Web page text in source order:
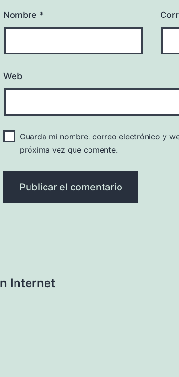
Nombre *
Web
Guarda mi nombre, correo electrónico y
próxima vez que comente.
Internet